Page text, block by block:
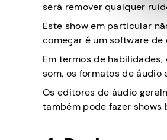
será remover qualquer
Este show em particular
começar é um software
Em termos de
som, os formatos de
Os editores de áudio
também pode fazer